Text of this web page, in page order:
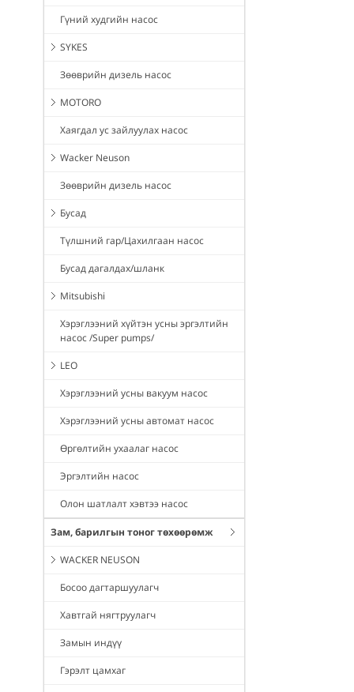
Гүний худгийн насос
SYKES
Зөөврийн дизель насос
MOTORO
Хаягдал ус зайлуулах насос
Wacker Neuson
Зөөврийн дизель насос
Бусад
Түлшний гар/Цахилгаан насос
Бусад дагалдах/шланк
Mitsubishi
Хэрэглээний хүйтэн усны эргэлтийн
насос /Super pumps/
LEO
Хэрэглээний усны вакуум насос
Хэрэглээний усны автомат насос
Өргөлтийн ухаалаг насос
Эргэлтийн насос
Олон шатлалт хэвтээ насос
Зам, барилгын тоног төхөөрөмж
WACKER NEUSON
Босоо дагтаршуулагч
Хавтгай нягтруулагч
Замын индүү
Гэрэлт цамхаг